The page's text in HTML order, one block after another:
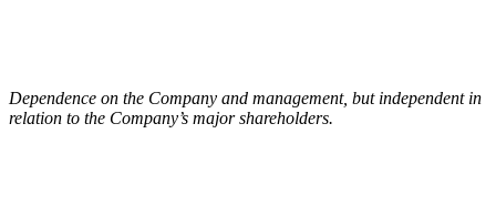
Dependence on the Company and management, but independent in
relation to the Company’s major shareholders.